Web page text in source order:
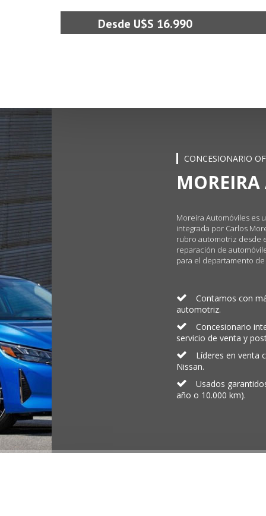
Desde U$S 16.990
CONCESIONARIO
Moreira Automóviles es
integrada por Carlos
rubro automotriz desde
reparación de
para el departamento de
Contamos con
automotriz.
Concesionario
servicio de venta y
Líderes en venta
Nissan.
Usados
año o 10.000 km).